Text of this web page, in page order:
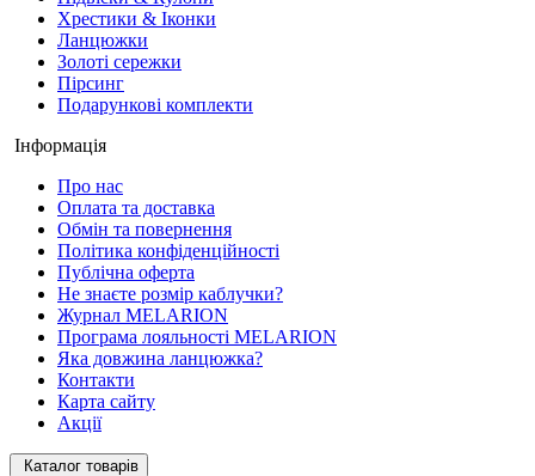
Хрестики & Іконки
Ланцюжки
Золоті сережки
Пірсинг
Подарункові комплекти
Інформація
Про нас
Оплата та доставка
Обмін та повернення
Політика конфіденційності
Публічна оферта
Не знаєте розмір каблучки?
Журнал MELARION
Програма лояльності MELARION
Яка довжина ланцюжка?
Контакти
Карта сайту
Акції
Каталог товарів